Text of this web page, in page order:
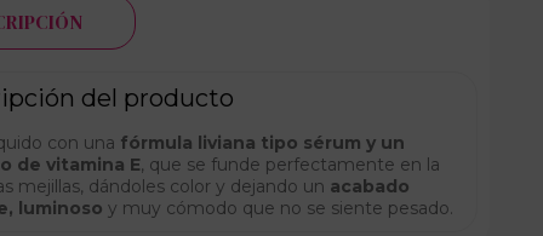
del producto
con una fórmula liviana tipo sérum y un
de vitamina E, que se funde perfectamente en la
mejillas, dándoles color y dejando un acabado
luminoso y muy cómodo que no se siente pesado.